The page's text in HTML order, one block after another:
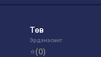
Төв
Эрдэнэсант
⭐(0)